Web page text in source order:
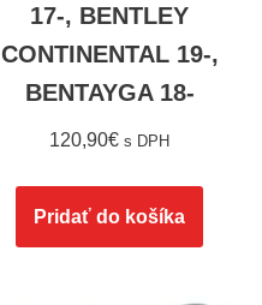
17-, BENTLEY
CONTINENTAL 19-,
BENTAYGA 18-
120,90€ s DPH
Pridať do košíka